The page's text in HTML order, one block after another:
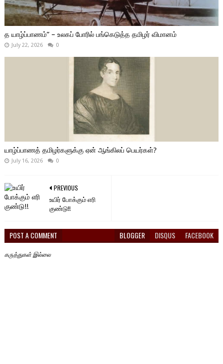
த யாழ்ப்பாணம்” – உலகப் போரில் பங்கெடுத்த தமிழர் விமானம்
July 22, 2026 0
யாழ்ப்பாணத் தமிழர்களுக்கு ஏன் ஆங்கிலப் பெயர்கள்?
July 16, 2026 0
PREVIOUS
உயிர் போக்கும் எரி
குண்டு!!
POST A COMMENT BLOGGER DISQUS FACEBOOK
கருத்துகள் இல்லை